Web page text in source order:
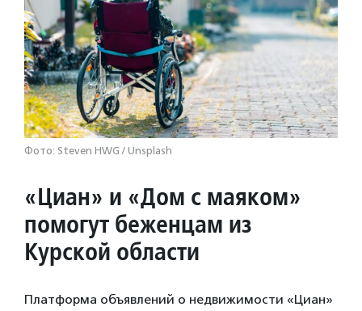
Фото: Steven HWG / Unsplash
«Циан» и «Дом с маяком»
помогут беженцам из
Курской области
Платформа объявлений о недвижимости «Циан»